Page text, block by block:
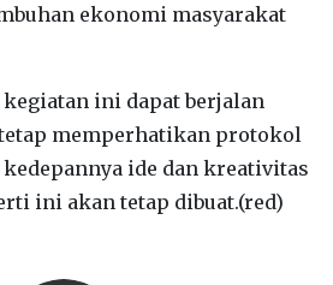
ekonomi masyarakat
ini dapat berjalan
memperhatikan protokol
ide dan kreativitas
ini akan tetap dibuat.(red)